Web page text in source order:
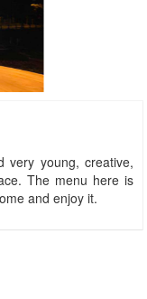
very young, creative,
The menu here is
and enjoy it.